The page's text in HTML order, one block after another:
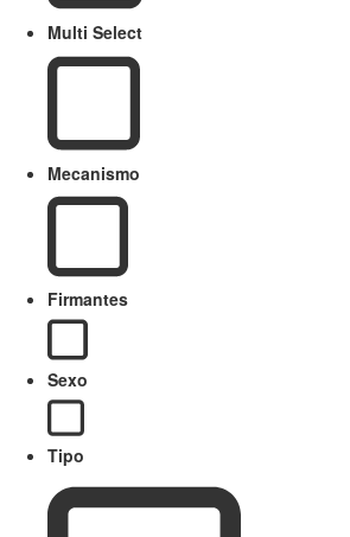
Multi Select
Mecanismo
Firmantes
Sexo
Tipo